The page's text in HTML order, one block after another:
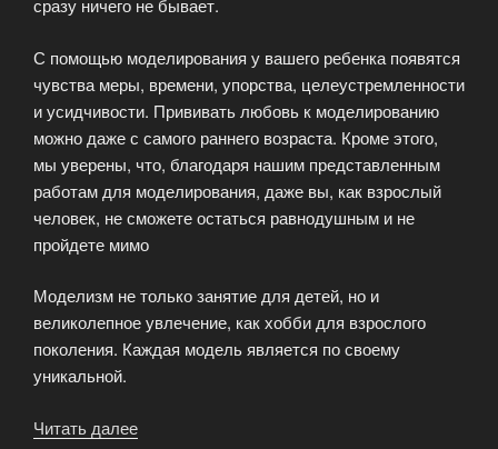
сразу ничего не бывает.
С помощью моделирования у вашего ребенка появятся
чувства меры, времени, упорства, целеустремленности
и усидчивости. Прививать любовь к моделированию
можно даже с самого раннего возраста. Кроме этого,
мы уверены, что, благодаря нашим представленным
работам для моделирования, даже вы, как взрослый
человек, не сможете остаться равнодушным и не
пройдете мимо
Моделизм не только занятие для детей, но и
великолепное увлечение, как хобби для взрослого
поколения. Каждая модель является по своему
уникальной.
Читать далее